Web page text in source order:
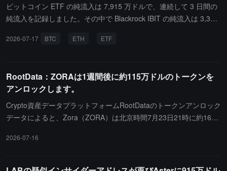
ビットコイン ETF の純流入は 7,915 万ドルで、連続して 3 日間の
純流入を記録しました。その中で Blackrock IBIT の純流入は 3,344
純流入は 1,498 万ドルです。イーサリアム ETF は当日純流出が 2,
の純流出は 484 万ドル；Bitwise ETHW の純流入は 228 万ドルで
す。XRP ETF は当日純流入が 678 万ドル、Solana ETF の純流入
は 166 万ドルです。T. Rowe Price の TKNZ が取引を開始し、初期
資産は約 1,500 万ドルで、ポートフォリオにはビットコイン、イー
れています。
2026-07-17 BTC ETH ETF
RootData：ZORAは1週間後に約115万ドルのトークンを
アンロックします。
Crypto資産データプラットフォームRootDataのトークンアンロック
データによると、Zora（ZORA）は北京時間7月23日21時に約1666
2026-07-16